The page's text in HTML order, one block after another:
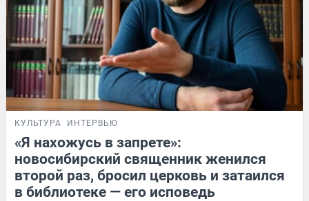
КУЛЬТУРА ИНТЕРВЬЮ
«Я нахожусь в запрете»:
новосибирский священник женился
второй раз, бросил церковь и затаился
в библиотеке — его исповедь